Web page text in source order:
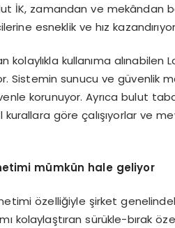
İK, zamandan ve mekândan
esneklik ve hız
kullanıma alınabilen
sunucu ve güvenlik
korunuyor. Ayrıca bulut
göre çalışıyorlar ve
mümkün hale geliyor
özelliğiyle şirket
kolaylaştıran sürükle-bırak